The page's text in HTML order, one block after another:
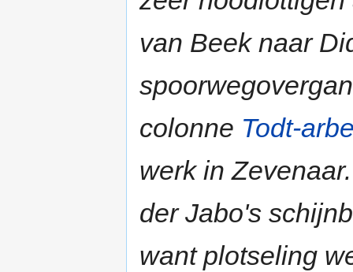
van Beek naar
colonne Todt-
werk in
der Jabo's
want plotseling